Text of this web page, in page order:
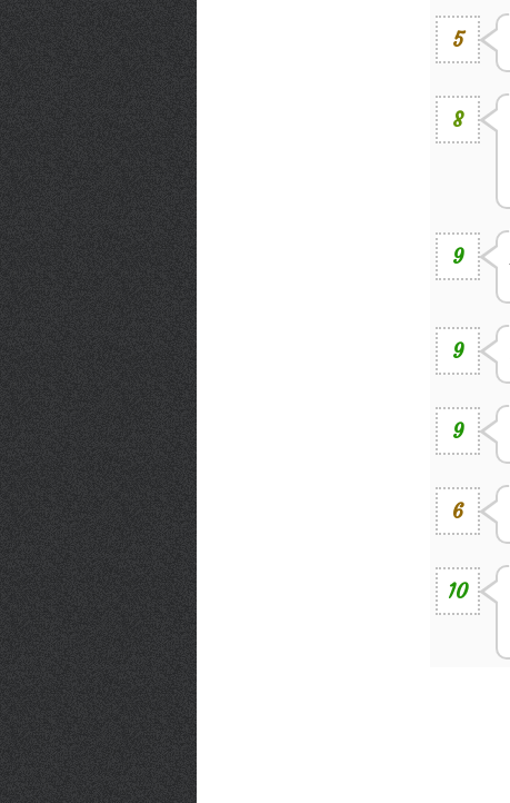
5
8
9
9
9
6
10